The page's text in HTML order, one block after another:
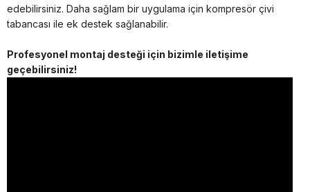
edebilirsiniz. Daha sağlam bir uygulama için kompresör çivi
tabancası ile ek destek sağlanabilir.
Profesyonel montaj desteği için bizimle iletişime
geçebilirsiniz!